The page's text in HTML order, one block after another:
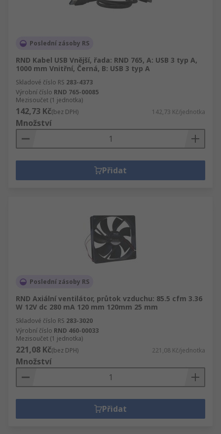
Poslední zásoby RS
RND Kabel USB Vnější, řada: RND 765, A: USB 3 typ A,
1000 mm Vnitřní, Černá, B: USB 3 typ A
Skladové číslo RS 283-4373
Výrobní číslo RND 765-00085
Mezisoučet (1 jednotka)
142,73 Kč(bez DPH) 142,73 Kč/jednotka
Množství
Přidat
Poslední zásoby RS
RND Axiální ventilátor, průtok vzduchu: 85.5 cfm 3.36
W 12V dc 280 mA 120 mm 120mm 25 mm
Skladové číslo RS 283-3020
Výrobní číslo RND 460-00033
Mezisoučet (1 jednotka)
221,08 Kč(bez DPH) 221,08 Kč/jednotka
Množství
Přidat